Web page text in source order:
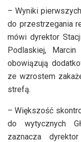
– Wyniki
do przestrzegania
mówi dyrektor
Podlaskiej,
obowiązują
ze wzrostem
strefą.
– Większość
do wytycznych
zaznacza